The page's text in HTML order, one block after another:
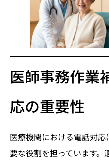
医師事務作業
応の重要性
医療機関における電話対
要な役割を担っています。